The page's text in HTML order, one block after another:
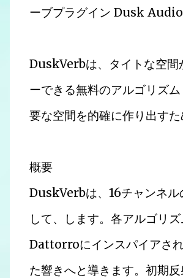
ーブプラグイン Dusk
DuskVerbは、タイトな空間
ーできる無料のアルゴリズ
要な空間を的確に作り出す
概要
DuskVerbは、16チャンネル
して、します。各アルゴリ
Dattorroにインスパイアさ
た響きへと導きます。初期